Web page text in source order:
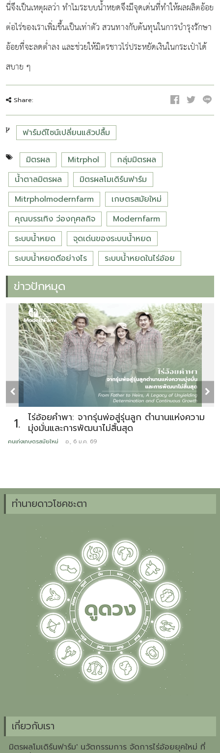
นี่จึงเป็นเหตุผลว่า ทำไมระบบน้ำหยดจึงมีจุดเด่นที่ทำให้ผลผลิตอ้อย
ต่อไร่ของเราเพิ่มขึ้นเป็นเท่าตัว สวนทางกับต้นทุนในการบำรุงรักษา
อ้อยที่จะลดต่ำลง และช่วยให้มิตรชาวไร่ประหยัดเงินในกระเป๋าได้
สบาย ๆ
Share:
ฟาร์มดีไซน์เปลี่ยนแล้วปลื้ม
มิตรผล Mitrphol
กลุ่มมิตรผล
น้ำตาลมิตรผล
มิตรผลโมเดิร์นฟาร์ม
Mitrpholmodernfarm
เกษตรสมัยใหม่
คุณบรรเทิง ว่องกุศลกิจ
Modernfarm
ระบบน้ำหยด
จุดเด่นของระบบน้ำหยด
ระบบน้ำหยดดีอย่างไร
ระบบน้ำหยดในไร่อ้อย
ข่าวปักหมุด
1.
ไร่อ้อยคำพา: จากรุ่นพ่อสู่รุ่นลูก ตำนานแห่งความ
มุ่งมั่นและการพัฒนาไม่สิ้นสุด
คนเก่งเกษตรสมัยใหม่
อ., 6 ม.ค. 69
ทำนายดาวโชคชะตา
เกี่ยวกับเรา
มิตรผลโมเดิร์นฟาร์ม' นวัตกรรมการ จัดการไร่อ้อยยุคใหม่ ที่